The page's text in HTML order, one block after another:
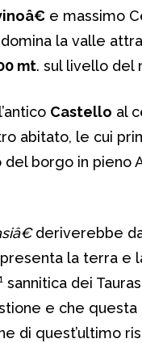
e massimo
la valle
mt. sul livello del
Castello al
abitato, le cui
borgo in pieno
deriverebbe
la terra e
sannitica dei
e che
di quest’ultimo